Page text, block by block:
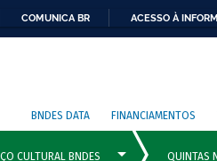
COMUNICA BR ACESSO À
BNDES DATA FINANCIAMENTOS